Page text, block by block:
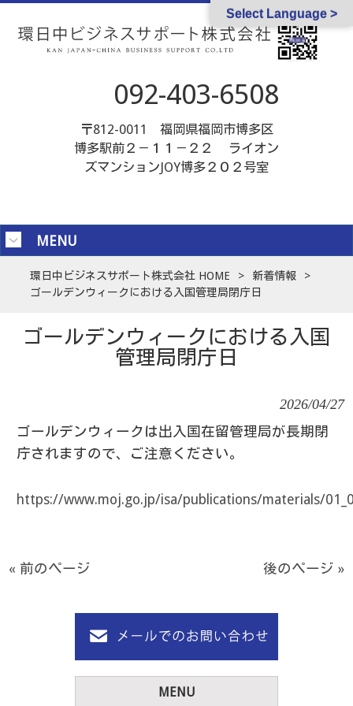
092-403-6508
〒812-0011 福岡県福岡市博多区
博多駅前２－１１－２２ ライオン
ズマンションJOY博多２０２号室
MENU
環日中ビジネスサポート株式会社 HOME > 新着情報
>
ゴールデンウィークにおける入国管理局閉庁日
ゴールデンウィークにおける入国
管理局閉庁日
2026/04/27
ゴールデンウィークは出入国在留管理局が長期閉
庁されますので、ご注意ください。
https://www.moj.go.jp/isa/publications/materials/
« 前のページ 後のページ »
MENU
Select Language >